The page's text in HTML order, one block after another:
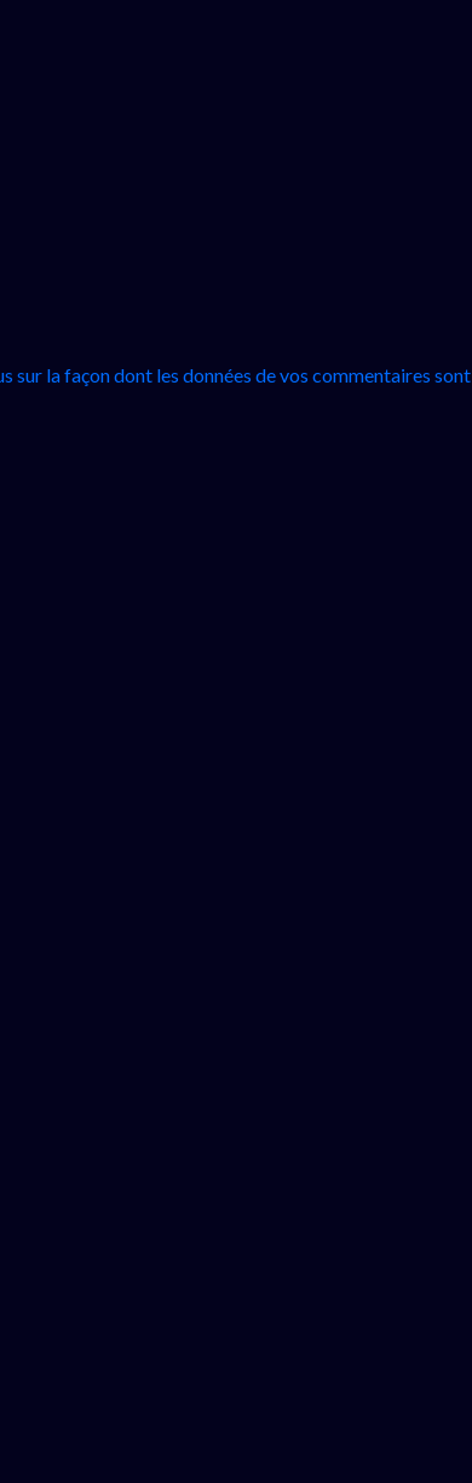
sur la façon dont les données de vos commentaires sont